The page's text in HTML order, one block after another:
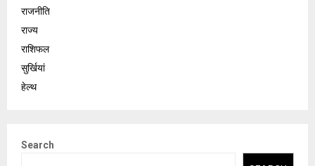
राजनीति
राज्य
राशिफल
सुर्खियां
हेल्थ
Search